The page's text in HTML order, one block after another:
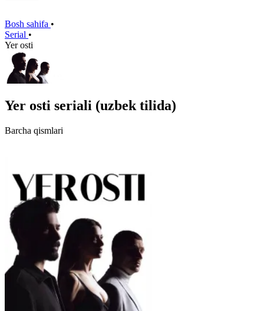
Bosh sahifa •
Serial •
Yer osti
Yer osti seriali (uzbek tilida)
Barcha qismlari